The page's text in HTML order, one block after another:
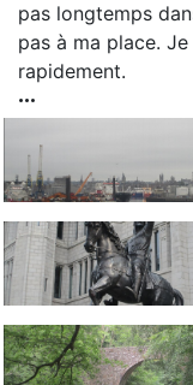
pas longtemps
pas à ma place.
rapidement.